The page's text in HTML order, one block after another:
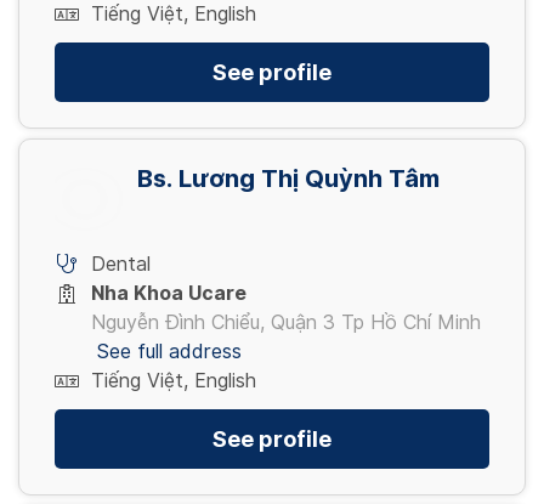
Tiếng Việt, English
See profile
Bs. Lương Thị Quỳnh Tâm
Dental
Nha Khoa Ucare
Nguyễn Đình Chiểu, Quận 3 Tp Hồ Chí Minh
See full address
Tiếng Việt, English
See profile